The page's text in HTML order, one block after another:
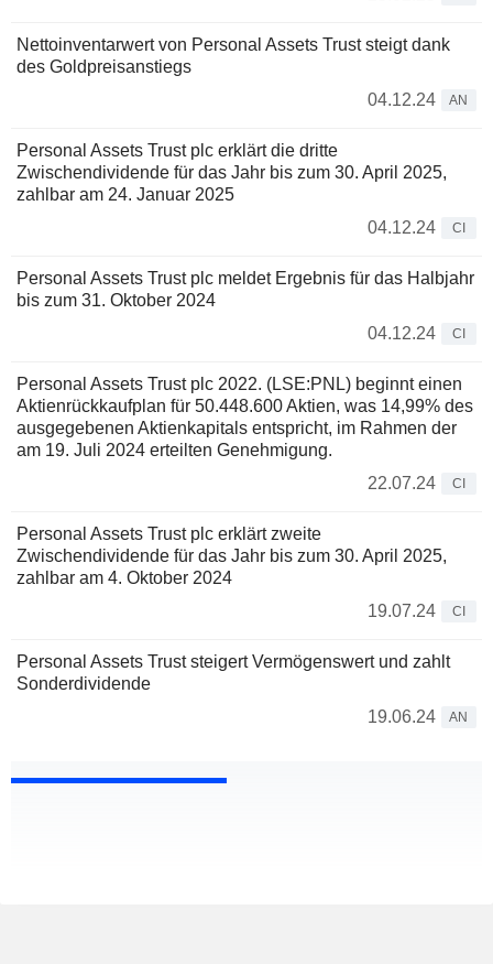
Nettoinventarwert von Personal Assets Trust steigt dank
des Goldpreisanstiegs
04.12.24
AN
Personal Assets Trust plc erklärt die dritte
Zwischendividende für das Jahr bis zum 30. April 2025,
zahlbar am 24. Januar 2025
04.12.24
CI
Personal Assets Trust plc meldet Ergebnis für das Halbjahr
bis zum 31. Oktober 2024
04.12.24
CI
Personal Assets Trust plc 2022. (LSE:PNL) beginnt einen
Aktienrückkaufplan für 50.448.600 Aktien, was 14,99% des
ausgegebenen Aktienkapitals entspricht, im Rahmen der
am 19. Juli 2024 erteilten Genehmigung.
22.07.24
CI
Personal Assets Trust plc erklärt zweite
Zwischendividende für das Jahr bis zum 30. April 2025,
zahlbar am 4. Oktober 2024
19.07.24
CI
Personal Assets Trust steigert Vermögenswert und zahlt
Sonderdividende
19.06.24
AN